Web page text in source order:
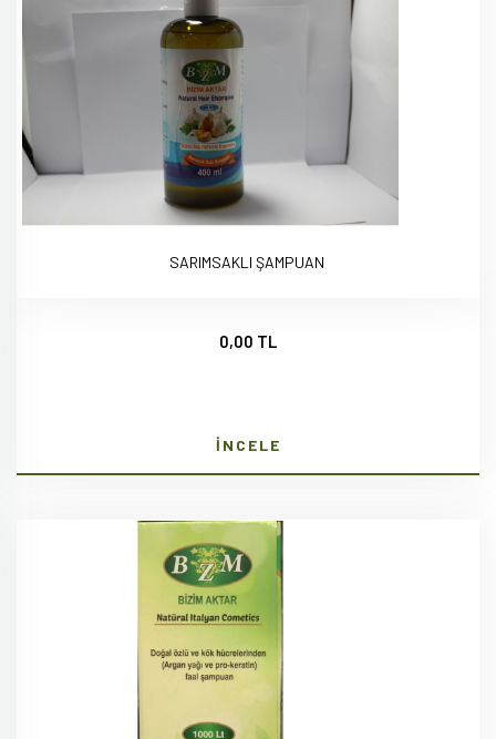
SARIMSAKLI ŞAMPUAN
0,00 TL
İNCELE